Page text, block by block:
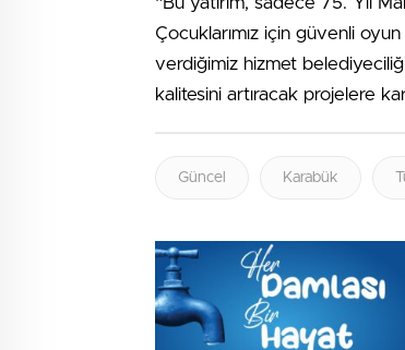
Çocuklarımız için güvenli
verdiğimiz hizmet
kalitesini artıracak projelere
Güncel Karabük